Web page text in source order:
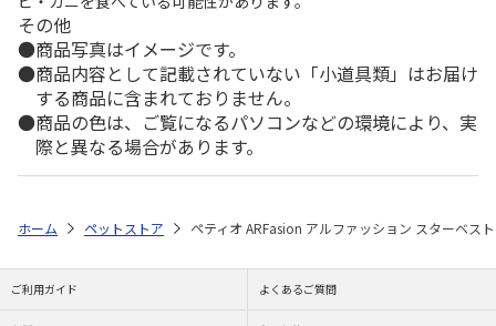
その他
商品写真はイメージです。
商品内容として記載されていない「小道具類」はお届け
する商品に含まれておりません。
商品の色は、ご覧になるパソコンなどの環境により、実
際と異なる場合があります。
ホーム ペットストア ペティオ ARFasion アルファッション スターベス
ご利用ガイド よくあるご質問